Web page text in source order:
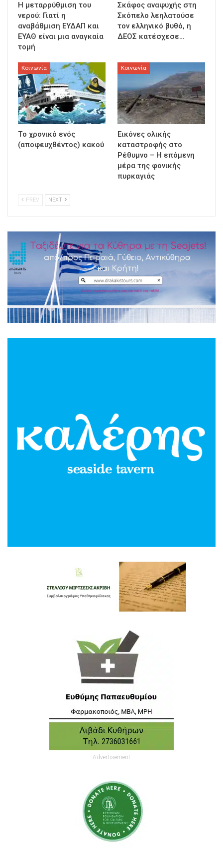
Η μεταρρύθμιση του
νερού: Γιατί η
αναβάθμιση ΕΥΔΑΠ και
ΕΥΑΘ είναι μια αναγκαία
τομή
Σκάφος αναψυχής στη
Σκόπελο λεηλατούσε
τον ελληνικό βυθό, η
ΔΕΟΣ κατέσχεσε…
Κοινωνία
Τo χρονικό ενός
(αποφευχθέντος) κακού
Κοινωνία
Εικόνες ολικής
καταστροφής στο
Ρέθυμνο – Η επόμενη
μέρα της φονικής
πυρκαγιάς
PREV NEXT
Advertisement